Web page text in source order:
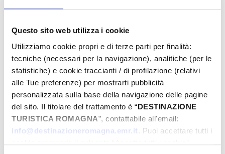
Questo sito web utilizza i cookie
Utilizziamo cookie propri e di terze parti per finalità:
tecniche (necessari per la navigazione), analitiche (per le
statistiche) e cookie traccianti / di profilazione (relativi
alle Tue preferenze) per mostrarti pubblicità
personalizzata sulla base della navigazione delle pagine
del sito. Il titolare del trattamento è “DESTINAZIONE
TURISTICA ROMAGNA”, contattabile all'email:
info@destinazioneromagna.emr.it. Puoi accettare tutti i
cookie premendo il pulsante “Accetta tutti i cookie”,